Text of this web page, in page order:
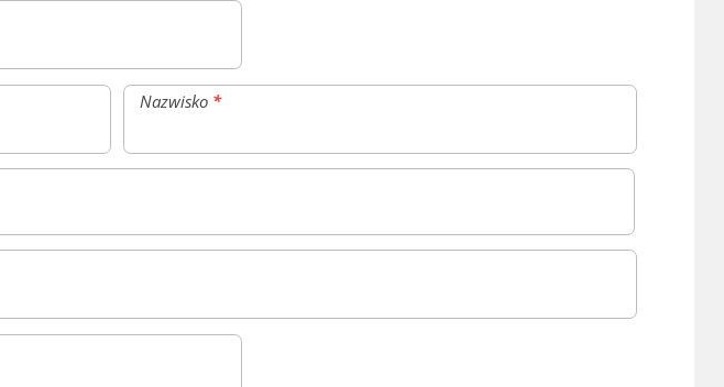
Nazwisko *